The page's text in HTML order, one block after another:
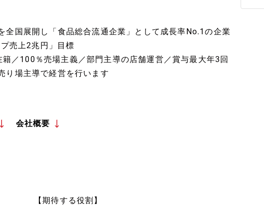
国展開し「食品総合流通企業」として成長率No.1の企業
売上2兆円」目標
／100％売場主義／部門主導の店舗運営／賞与最大年3回
り場主導で経営を行います
会社概要
【期待する役割】